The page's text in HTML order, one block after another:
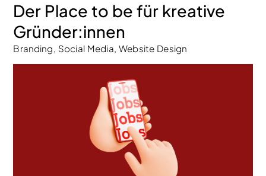
Der Place to be für kreative
Gründer:innen
Branding, Social Media, Website Design